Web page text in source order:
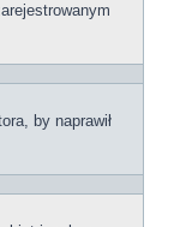
by naprawił